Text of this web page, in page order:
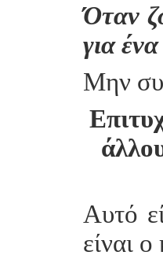
Όταν
για
Μην
Αυτό
είναι